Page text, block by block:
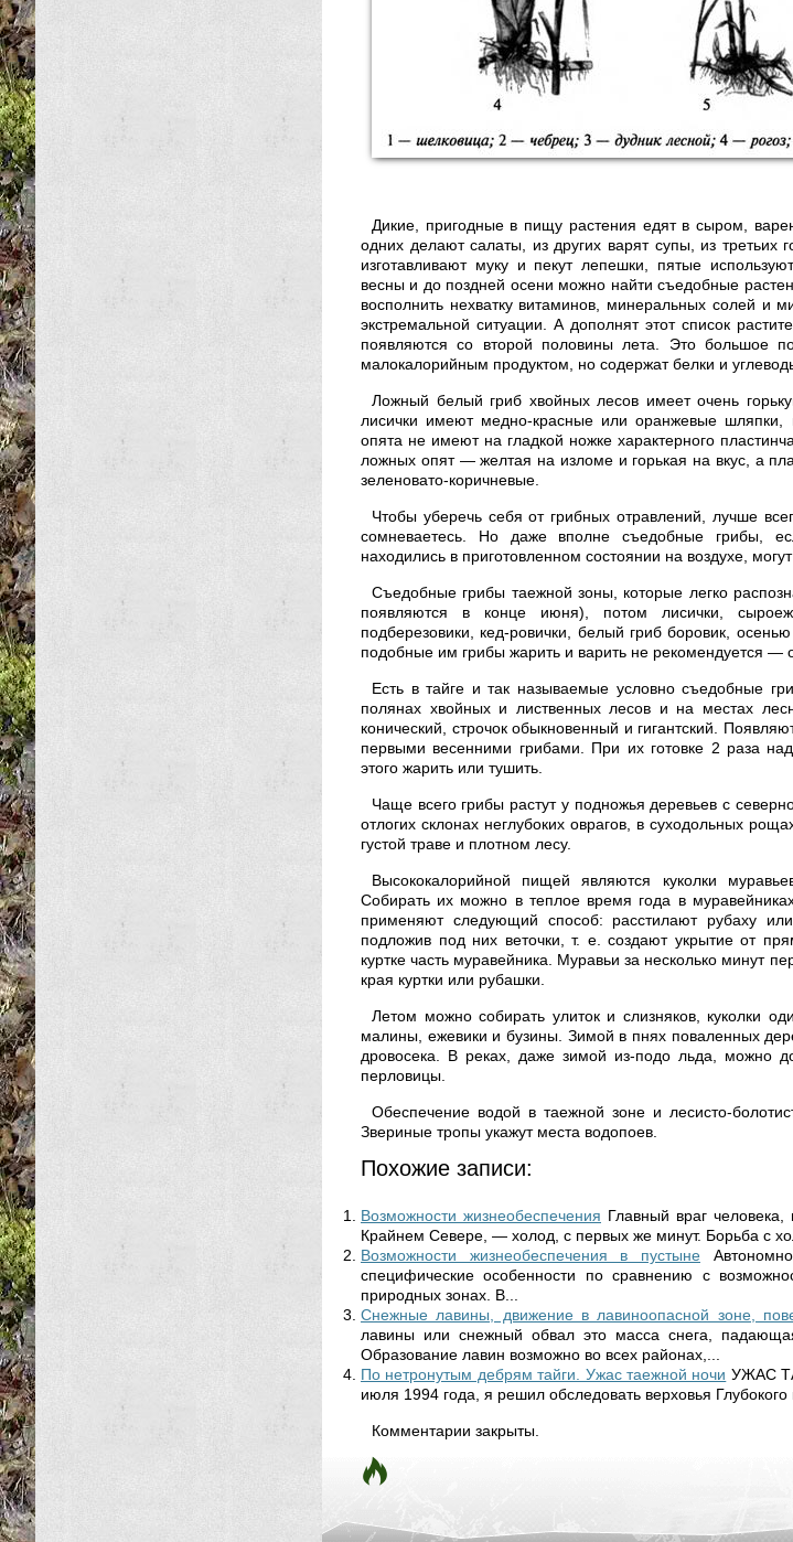
Дикие, пригодные в пищу растения едят в сыром,
одних делают салаты, из других варят супы, из третьих
изготавливают муку и пекут лепешки, пятые
весны и до поздней осени можно найти съедобные
восполнить нехватку витаминов, минеральных солей и
экстремальной ситуации. А дополнят этот список
появляются со второй половины лета. Это большое
малокалорийным продуктом, но содержат белки и
Ложный белый гриб хвойных лесов имеет очень
лисички имеют медно-красные или оранжевые
опята не имеют на гладкой ножке характерного
ложных опят — желтая на изломе и горькая на вкус, а
зеленовато-коричневые.
Чтобы уберечь себя от грибных отравлений, лучше
сомневаетесь. Но даже вполне съедобные грибы,
находились в приготовленном состоянии на воздухе,
Съедобные грибы таежной зоны, которые легко
появляются в конце июня), потом лисички,
подберезовики, кед-ровички, белый гриб боровик,
подобные им грибы жарить и варить не рекомендуется —
Есть в тайге и так называемые условно съедобные
полянах хвойных и лиственных лесов и на местах
конический, строчок обыкновенный и гигантский.
первыми весенними грибами. При их готовке 2 раза
этого жарить или тушить.
Чаще всего грибы растут у подножья деревьев с
отлогих склонах неглубоких оврагов, в суходольных
густой траве и плотном лесу.
Высококалорийной пищей являются куколки
Собирать их можно в теплое время года в
применяют следующий способ: расстилают рубаху
подложив под них веточки, т. е. создают укрытие от
куртке часть муравейника. Муравьи за несколько минут
края куртки или рубашки.
Летом можно собирать улиток и слизняков, куколки
малины, ежевики и бузины. Зимой в пнях поваленных
дровосека. В реках, даже зимой из-подо льда, можно
перловицы.
Обеспечение водой в таежной зоне и лесисто-
Звериные тропы укажут места водопоев.
Похожие записи:
Возможности жизнеобеспечения Главный враг
Крайнем Севере, — холод, с первых же минут. Борьба с
Возможности жизнеобеспечения в пустыне
специфические особенности по сравнению с
природных зонах. В...
Снежные лавины, движение в лавиноопасной зоне,
лавины или снежный обвал это масса снега,
Образование лавин возможно во всех районах,...
По нетронутым дебрям тайги. Ужас таежной ночи УЖАС
июля 1994 года, я решил обследовать верховья Глубокого
Комментарии закрыты.